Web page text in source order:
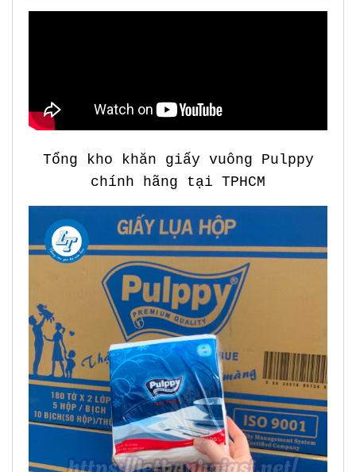
Tổng kho khăn giấy vuông Pulppy
chính hãng tại TPHCM